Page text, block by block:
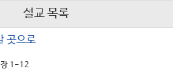
놓고도 깜빡 잊어버리고 ‘내가 기도했던가?’
기도를 하기는 했지만 몇 십 초도 지나지
릴 정도로 무성의하게 기도했기 때문이
설교 목록
곳으로
장 1-12